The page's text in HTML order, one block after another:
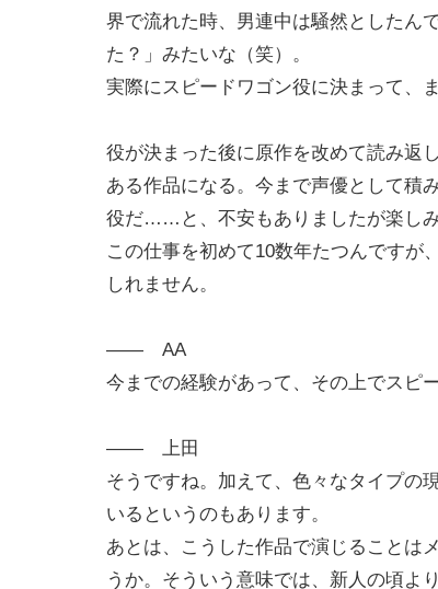
界で流れた時、男連中は騒然としたん
た？」みたいな（笑）。
実際にスピードワゴン役に決まって、
役が決まった後に原作を改めて読み返
ある作品になる。今まで声優として積
役だ……と、不安もありましたが楽し
この仕事を初めて10数年たつんですが
しれません。
―― AA
今までの経験があって、その上でスピ
―― 上田
そうですね。加えて、色々なタイプの
いるというのもあります。
あとは、こうした作品で演じることは
うか。そういう意味では、新人の頃よ